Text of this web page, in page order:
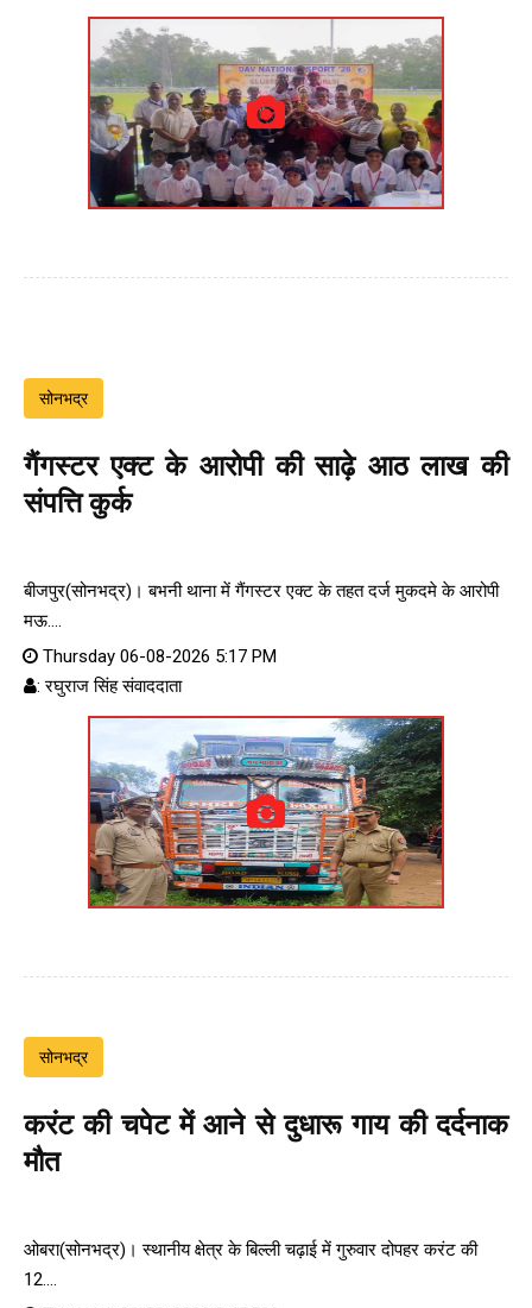
सोनभद्र
गैंगस्टर एक्ट के आरोपी की साढ़े आठ लाख की
संपत्ति कुर्क
बीजपुर(सोनभद्र)। बभनी थाना में गैंगस्टर एक्ट के तहत दर्ज मुकदमे के आरोपी
मऊ....
Thursday 06-08-2026 5:17 PM
: रघुराज सिंह संवाददाता
सोनभद्र
करंट की चपेट में आने से दुधारू गाय की दर्दनाक
मौत
ओबरा(सोनभद्र)। स्थानीय क्षेत्र के बिल्ली चढ़ाई में गुरुवार दोपहर करंट की
12....